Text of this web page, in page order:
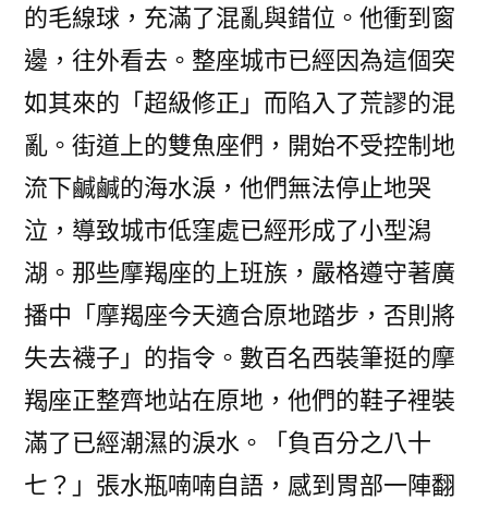
的毛線球，充滿了混亂與錯位。他衝到窗
邊，往外看去。整座城市已經因為這個突
如其來的「超級修正」而陷入了荒謬的混
亂。街道上的雙魚座們，開始不受控制地
流下鹹鹹的海水淚，他們無法停止地哭
泣，導致城市低窪處已經形成了小型潟
湖。那些摩羯座的上班族，嚴格遵守著廣
播中「摩羯座今天適合原地踏步，否則將
失去襪子」的指令。數百名西裝筆挺的摩
羯座正整齊地站在原地，他們的鞋子裡裝
滿了已經潮濕的淚水。「負百分之八十
七？」張水瓶喃喃自語，感到胃部一陣翻